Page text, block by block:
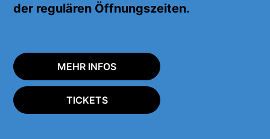
der regulären Öffnungszeiten.
MEHR INFOS
TICKETS